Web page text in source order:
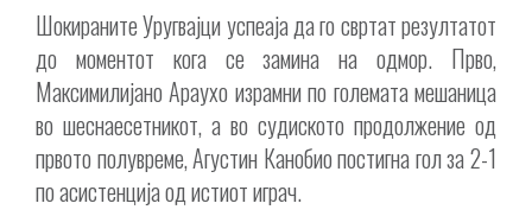
Шокираните Уругвајци успеаја да го свртат резултатот
до моментот кога се замина на одмор. Прво,
Максимилијано Араухо израмни по големата мешаница
во шеснаесетникот, а во судиското продолжение од
првото полувреме, Агустин Канобио постигна гол за 2-1
по асистенција од истиот играч.